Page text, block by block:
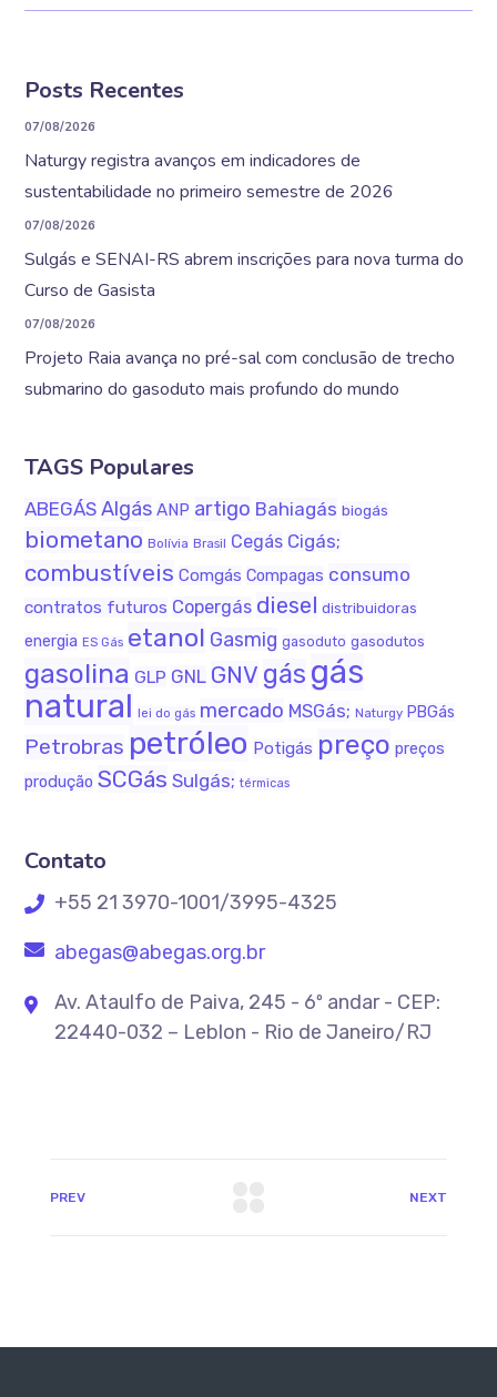
Posts Recentes
07/08/2026
Naturgy registra avanços em indicadores de
sustentabilidade no primeiro semestre de 2026
07/08/2026
Sulgás e SENAI-RS abrem inscrições para nova turma do
Curso de Gasista
07/08/2026
Projeto Raia avança no pré-sal com conclusão de trecho
submarino do gasoduto mais profundo do mundo
TAGS Populares
ABEGÁS Algás ANP artigo Bahiagás biogás
biometano Bolívia Brasil Cegás Cigás;
combustíveis Comgás Compagas consumo
contratos futuros Copergás diesel distribuidoras
energia ES Gás etanol Gasmig gasoduto gasodutos
gasolina GLP GNL GNV gás gás
natural lei do gás mercado MSGás; Naturgy PBGás
Petrobras petróleo Potigás preço preços
produção SCGás Sulgás; térmicas
Contato
+55 21 3970-1001/3995-4325
abegas@abegas.org.br
Av. Ataulfo de Paiva, 245 - 6º andar - CEP:
22440-032 – Leblon - Rio de Janeiro/RJ
PREV NEXT